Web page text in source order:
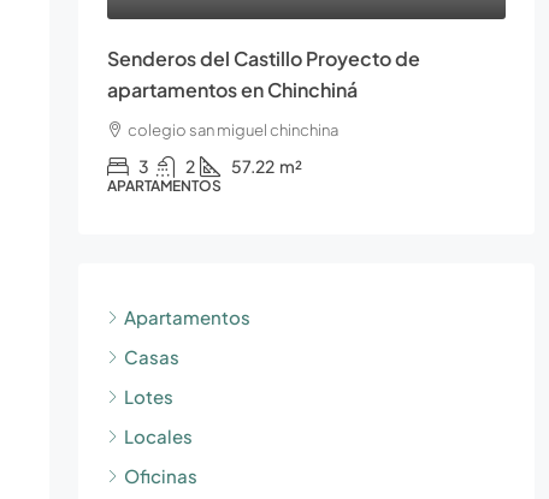
Senderos del Castillo Proyecto de
apartamentos en Chinchiná
colegio san miguel chinchina
3 2 57.22 m²
APARTAMENTOS
Apartamentos
Casas
Lotes
Locales
Oficinas